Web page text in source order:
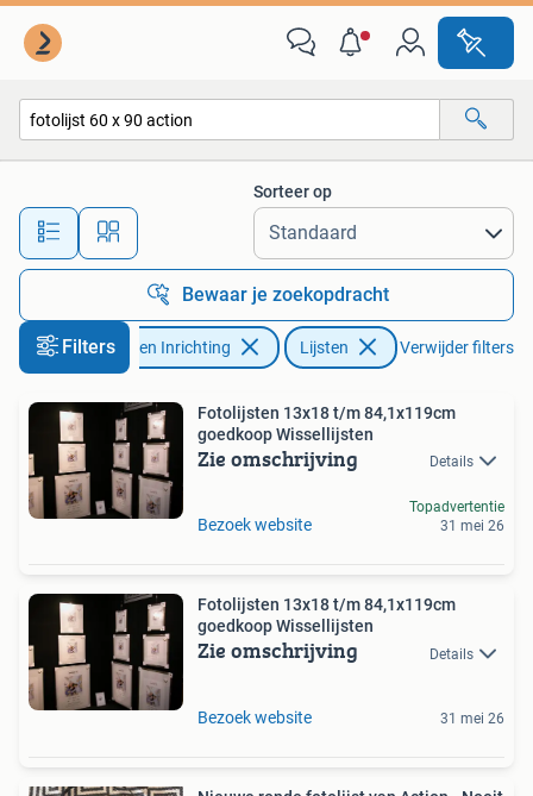
Alle afstanden…
Sorteer op
Bewaar je zoekopdracht
FiltersHuis en Inrichting Lijsten Verwijder filters
Fotolijsten 13x18 t/m 84,1x119cm
goedkoop Wissellijsten
Zie omschrijving Details
Bezoek website
Topadvertentie
31 mei 26
Fotolijsten 13x18 t/m 84,1x119cm
goedkoop Wissellijsten
Zie omschrijving Details
Bezoek website 31 mei 26